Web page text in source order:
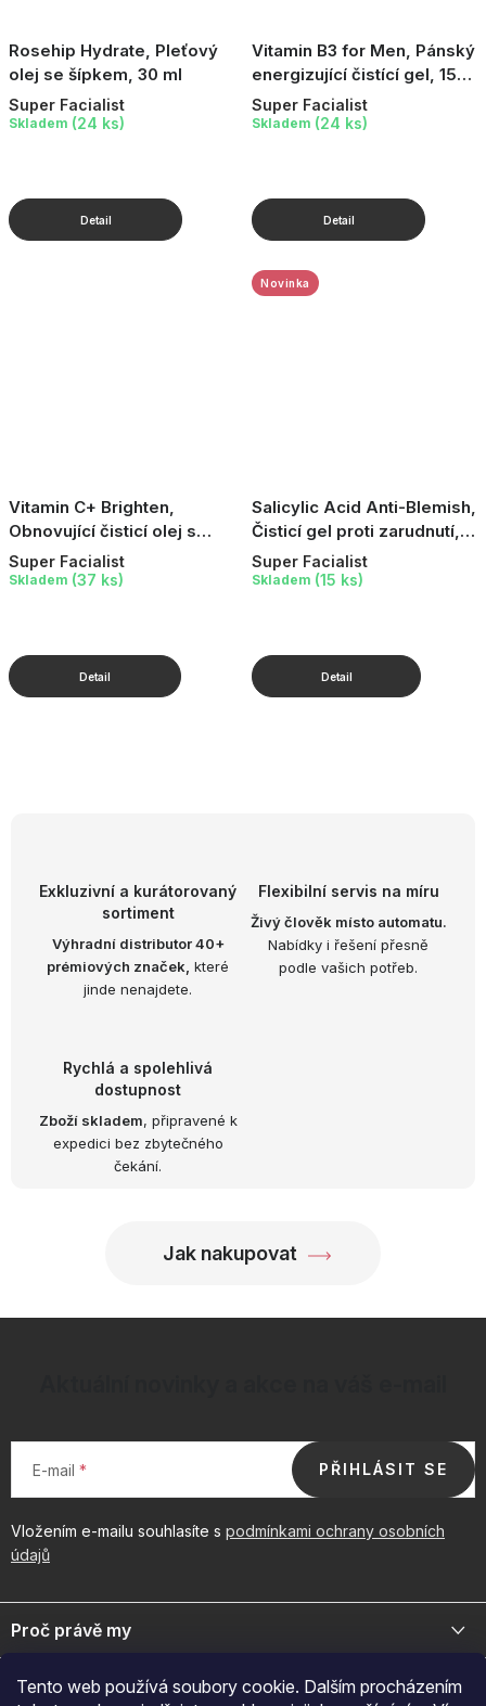
Tento web používá soubory cookie. Dalším procházením
Rosehip Hydrate, Pleťový
olej se šípkem, 30 ml
Super Facialist
Skladem (24 ks)
Vitamin B3 for Men, Pánský
energizující čistící gel, 150
ml
Super Facialist
Skladem (24 ks)
Vitamin C+ Brighten,
Obnovující čisticí olej s
vitamínem C, 200 ml
Super Facialist
Skladem (37 ks)
Salicylic Acid Anti-Blemish,
Čisticí gel proti zarudnutí,
150 ml
Novinka
Super Facialist
Skladem (15 ks)
Exkluzivní a kurátorovaný
sortiment
Výhradní distributor 40+
prémiových značek, které
jinde nenajdete.
Flexibilní servis na míru
Živý člověk místo automatu.
Nabídky i řešení přesně
podle vašich potřeb.
Rychlá a spolehlivá
dostupnost
Zboží skladem, připravené k
expedici bez zbytečného
čekání.
Jak nakupovat
E-mail
Vložením e-mailu souhlasíte s podmínkami ochrany osobních
údajů
PŘIHLÁSIT SE
á
pProč právě my
byznys. Spojte se s námi pro exkluzivní velkoobchodní nabídky.
Důležité odkazy